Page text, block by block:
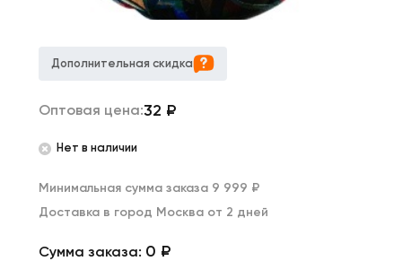
Дополнительная скидка
Оптовая цена:32 ₽
Нет в наличии
Минимальная сумма заказа 9 999 ₽
Доставка в город Москва от 2 дней
Сумма заказа: 0 ₽